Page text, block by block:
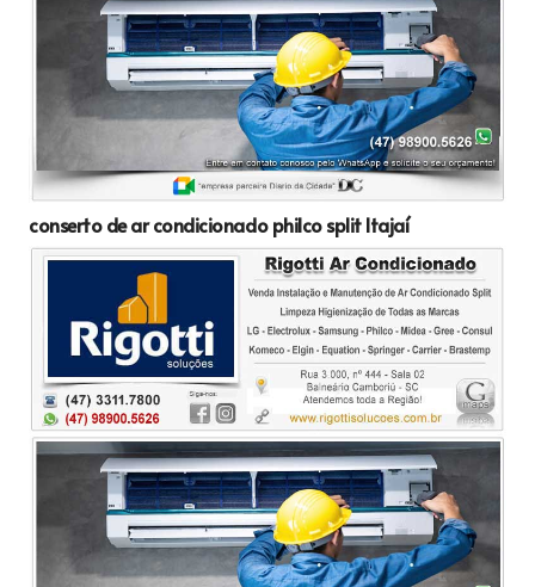
conserto de ar condicionado philco split Itajaí